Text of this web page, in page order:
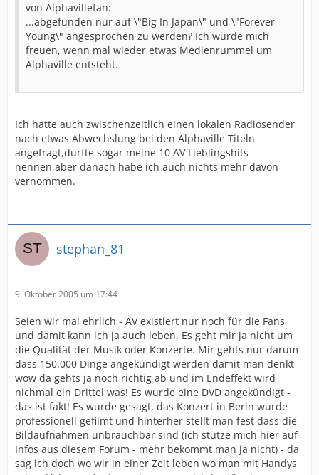
von Alphavillefan:
...abgefunden nur auf \"Big In Japan\" und \"Forever
Young\" angesprochen zu werden? Ich würde mich
freuen, wenn mal wieder etwas Medienrummel um
Alphaville entsteht.
Ich hatte auch zwischenzeitlich einen lokalen Radiosender
nach etwas Abwechslung bei den Alphaville Titeln
angefragt,durfte sogar meine 10 AV Lieblingshits
nennen,aber danach habe ich auch nichts mehr davon
vernommen.
stephan_81
9. Oktober 2005 um 17:44
Seien wir mal ehrlich - AV existiert nur noch für die Fans
und damit kann ich ja auch leben. Es geht mir ja nicht um
die Qualität der Musik oder Konzerte. Mir gehts nur darum
dass 150.000 Dinge angekündigt werden damit man denkt
wow da gehts ja noch richtig ab und im Endeffekt wird
nichmal ein Drittel was! Es wurde eine DVD angekündigt -
das ist fakt! Es wurde gesagt, das Konzert in Berin wurde
professionell gefilmt und hinterher stellt man fest dass die
Bildaufnahmen unbrauchbar sind (ich stütze mich hier auf
Infos aus diesem Forum - mehr bekommt man ja nicht) - da
sag ich doch wo wir in einer Zeit leben wo man mit Handys